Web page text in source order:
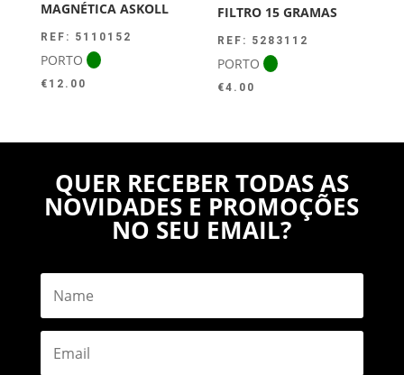
MAGNÉTICA ASKOLL
REF: 5110152
PORTO
€ 12.00
FILTRO 15 GRAMAS
REF: 5283112
PORTO
€4.00
QUER RECEBER TODAS AS
NOVIDADES E PROMOÇÕES
NO SEU EMAIL?